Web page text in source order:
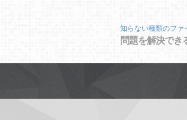
知らない種類のファ
問題を解決でき